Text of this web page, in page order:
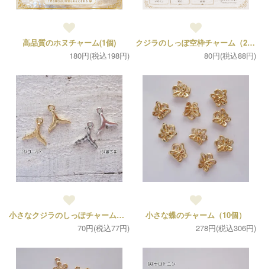
高品質のホヌチャーム(1個)
180円(税込198円)
クジラのしっぽ空枠チャーム（2個）
80円(税込88円)
小さなクジラのしっぽチャーム（各2個）
70円(税込77円)
小さな蝶のチャーム（10個）
278円(税込306円)